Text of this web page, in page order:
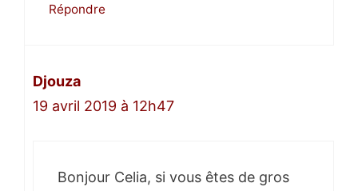
Répondre
Djouza
19 avril 2019 à 12h47
Bonjour Celia, si vous êtes de gros